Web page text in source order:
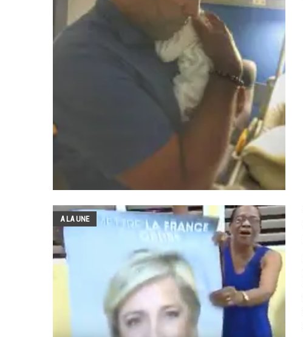
A LA UNE